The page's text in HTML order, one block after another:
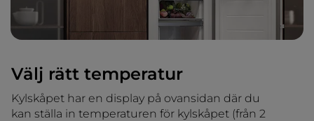
Välj rätt temperatur
Kylskåpet har en display på ovansidan där du
kan ställa in temperaturen för kylskåpet (från 2